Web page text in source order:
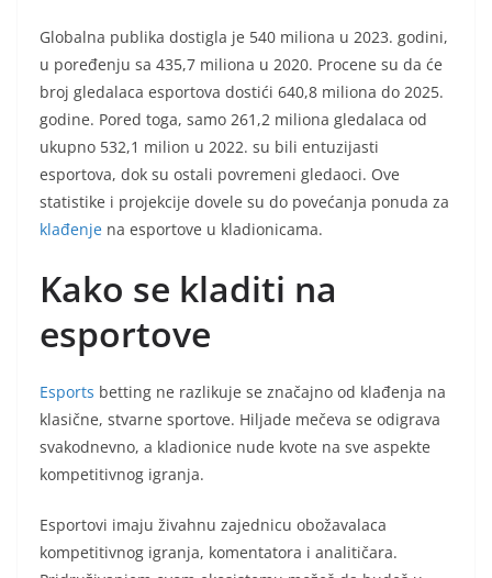
Globalna publika dostigla je 540 miliona u 2023. godini,
u poređenju sa 435,7 miliona u 2020. Procene su da će
broj gledalaca esportova dostići 640,8 miliona do 2025.
godine. Pored toga, samo 261,2 miliona gledalaca od
ukupno 532,1 milion u 2022. su bili entuzijasti
esportova, dok su ostali povremeni gledaoci. Ove
statistike i projekcije dovele su do povećanja ponuda za
klađenje na esportove u kladionicama.
Kako se kladiti na
esportove
Esports betting ne razlikuje se značajno od klađenja na
klasične, stvarne sportove. Hiljade mečeva se odigrava
svakodnevno, a kladionice nude kvote na sve aspekte
kompetitivnog igranja.
Esportovi imaju živahnu zajednicu obožavalaca
kompetitivnog igranja, komentatora i analitičara.